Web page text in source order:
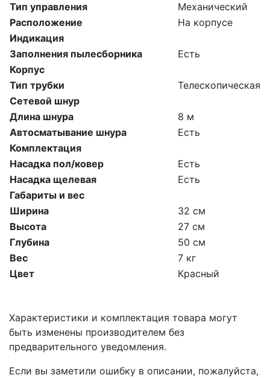
Тип управления
Механический
Расположение
На корпусе
Индикация
Заполнения пылесборника
Есть
Корпус
Тип трубки
Телескопическая
Сетевой шнур
Длина шнура
8 м
Автосматывание шнура
Есть
Комплектация
Насадка пол/ковер
Есть
Насадка щелевая
Есть
Габариты и вес
Ширина
32 см
Высота
27 см
Глубина
50 см
Вес
7 кг
Цвет
Красный
Характеристики и комплектация товара могут
быть изменены производителем без
предварительного уведомления.
Если вы заметили ошибку в описании, пожалуйста,